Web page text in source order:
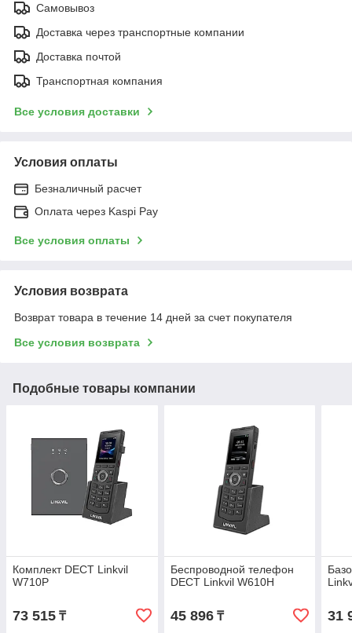
Самовывоз
Доставка через транспортные компании
Доставка почтой
Транспортная компания
Все условия доставки
Условия оплаты
Безналичный расчет
Оплата через Kaspi Pay
Все условия оплаты
Условия возврата
Возврат товара в течение 14 дней за счет покупателя
Все условия возврата
Подобные товары компании
Комплект DECT Linkvil
W710P
73 515 ₸
Беспроводной телефон
DECT Linkvil W610H
45 896₸ 31